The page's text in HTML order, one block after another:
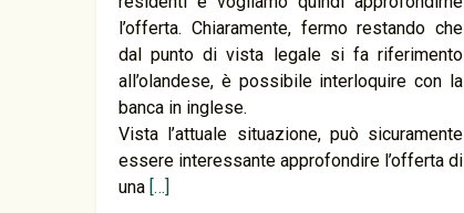
l’offerta. Chiaramente, fermo restando che
dal punto di vista legale si fa riferimento
all’olandese, è possibile interloquire con la
banca in inglese.
Vista l’attuale situazione, può sicuramente
essere interessante approfondire l’offerta di
una […]